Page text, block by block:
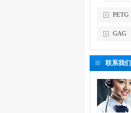
PETG
GAG
联系我们